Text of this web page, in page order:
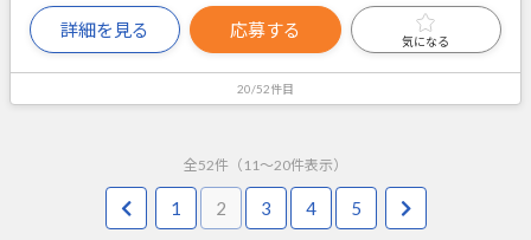
詳細を見る 応募する
気になる
20/52件目
全52件（ 11 ～20件表示）
1 2 3 4 5